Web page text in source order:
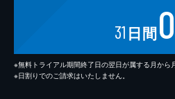
31 日間0
※無料トライアル期間終了日の翌日が属する月から
※日割りでのご請求はいたしません。